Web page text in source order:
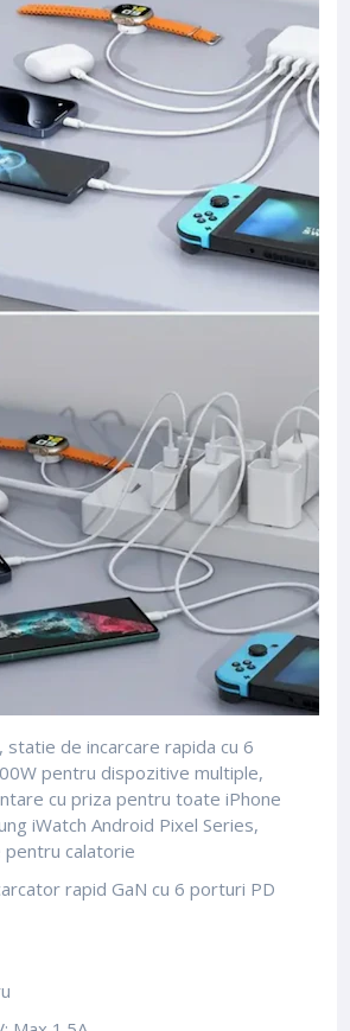
statie de incarcare rapida cu 6
pentru dispozitive multiple,
cu priza pentru toate iPhone
iWatch Android Pixel Series,
calatorie
rapid GaN cu 6 porturi PD